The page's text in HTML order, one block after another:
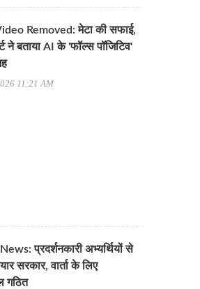
Removed: मेटा की सफाई,
ने बताया AI के 'फॉल्स पॉजिटिव'
11:21 AM
प्रदर्शनकारी अभ्यर्थियों से
सरकार, वार्ता के लिए
गठित